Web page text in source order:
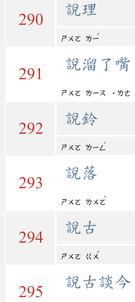
290
說理
ㄕㄨㄛ ㄌㄧ
ˇ
291
說溜了嘴
ㄕㄨㄛ ㄌㄧㄡ ˙ㄌㄜ
292
說鈴
ㄕㄨㄛ ㄌㄧㄥ
ˊ
293
說落
ㄕㄨㄛ ㄌㄨㄛ
ˋ
294
說古
ㄕㄨㄛ ㄍㄨ
ˇ
295
說古談今